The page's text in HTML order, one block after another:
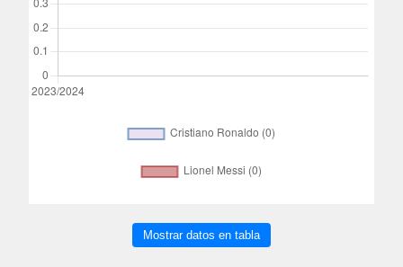
Mostrar datos en tabla